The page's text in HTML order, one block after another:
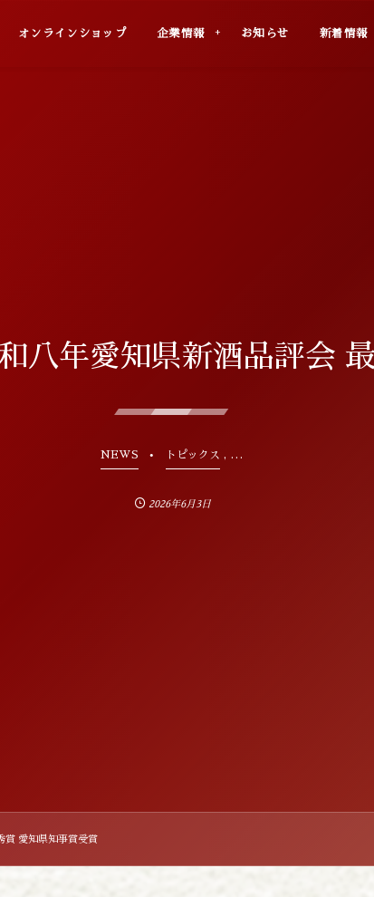
オンラインショップ
Online Shop 企業情報
Company お知らせ
Info 新着情報
News
八年愛知県新酒品評会
NEWS トピックス , …
2026年6月3日
賞 愛知県知事賞受賞